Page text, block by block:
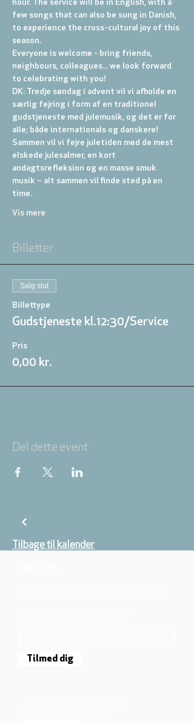
hour. The service will be in English, with a
few songs that can also be sung in Danish,
to experience the cross-cultural joy of this
season.
Everyone is welcome - bring friends,
neighbours, colleagues... we look forward
to celebrating with you!
DK: Tredje søndag i advent vil vi afholde en
særlig fejring i form af en traditionel
gudstjeneste med julemusik, og det er for
alle; både internationals og danskere!
Sammen vil vi fejre juletiden med de mest
elskede julesalmer, en kort
andagtsrefleksion og en masse smuk
musik – alt sammen vil finde sted på en
time.
Vis mere
Billetter
Salg slut
Billettype
Gudstjeneste kl.12:30/Service
Pris
0,00 kr.
Del dette event
Tilbage til kalender
Tilmed dig